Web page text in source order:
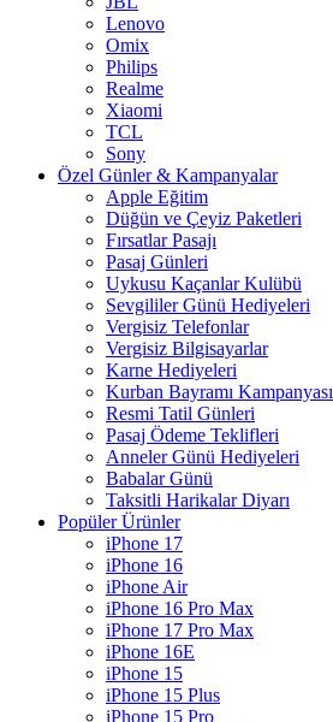
Lenovo
Omix
Philips
Realme
Xiaomi
TCL
Sony
Özel Günler & Kampanyalar
Apple Eğitim
Düğün ve Çeyiz Paketleri
Fırsatlar Pasajı
Pasaj Günleri
Uykusu Kaçanlar Kulübü
Sevgililer Günü Hediyeleri
Vergisiz Telefonlar
Vergisiz Bilgisayarlar
Karne Hediyeleri
Kurban Bayramı Kampanyası
Resmi Tatil Günleri
Pasaj Ödeme Teklifleri
Anneler Günü Hediyeleri
Babalar Günü
Taksitli Harikalar Diyarı
Popüler Ürünler
iPhone 17
iPhone 16
iPhone Air
iPhone 16 Pro Max
iPhone 17 Pro Max
iPhone 16E
iPhone 15
iPhone 15 Plus
iPhone 15 Pro